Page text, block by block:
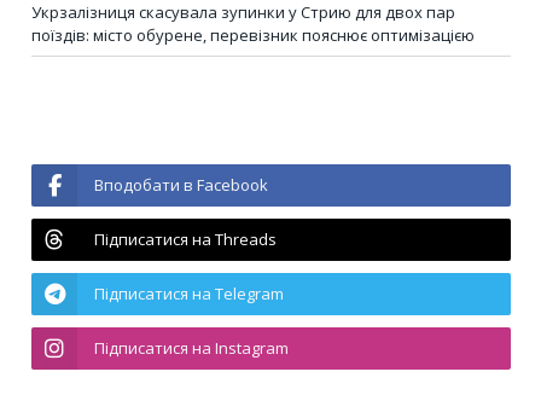
Укрзалізниця скасувала зупинки у Стрию для двох пар
поїздів: місто обурене, перевізник пояснює оптимізацією
Вподобати в Facebook
Підписатися на Threads
Підписатися на Telegram
Підписатися на Instagram